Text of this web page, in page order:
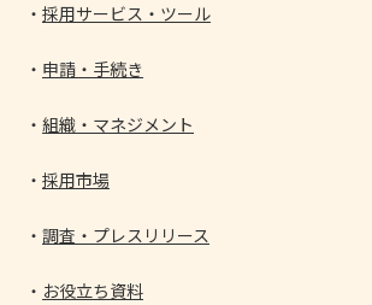
採用サービス・ツール
申請・手続き
組織・マネジメント
採用市場
調査・プレスリリース
お役立ち資料